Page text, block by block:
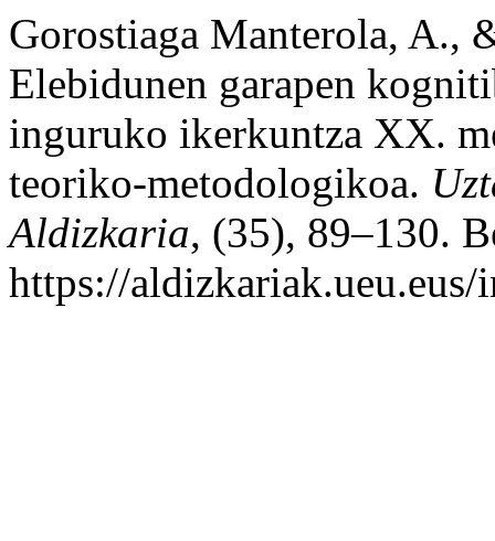
Gorostiaga Manterola, A.,
Elebidunen garapen
inguruko ikerkuntza XX.
teoriko-metodologikoa.
Aldizkaria, (35), 89–130.
https://